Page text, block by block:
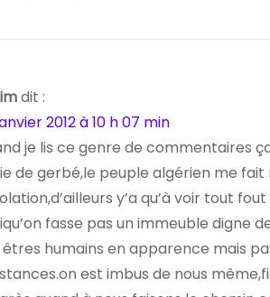
dit :
2012 à 10 h 07 min
je lis ce genre de commentaires
de gerbé,le peuple algérien me fait
y’a qu’à voir tout
fasse pas un immeuble digne
êtres humains en apparence mais
est imbus de nous